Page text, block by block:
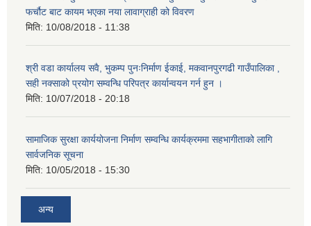
फर्चौट बाट कायम भएका नया लावाग्राही को विवरण
मिति: 10/08/2018 - 11:38
श्री वडा कार्यालय सवै, भुकम्प पुनःनिर्माण ईकाई, मकवानपुरगढी गाउँपालिका ,
सही नक्साको प्रयोग सम्वन्धि परिपत्र कार्यान्वयन गर्न हुन ।
मिति: 10/07/2018 - 20:18
सामाजिक सुरक्षा कार्ययोजना निर्माण सम्वन्धि कार्यक्रममा सहभागीताको लागि
सार्वजनिक सूचना
मिति: 10/05/2018 - 15:30
अन्य